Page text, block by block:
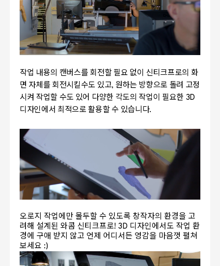
작업 내용의 캔버스를 회전할 필요 없이 신티크프로의 화
면 자체를 회전시킬수도 있고, 원하는 방향으로 돌려 고정
시켜 작업할 수도 있어 다양한 각도의 작업이 필요한 3D
디자인에서 최적으로 활용할 수 있습니다.
오로지 작업에만 몰두할 수 있도록 창작자의 환경을 고
려해 설계된 와콤 신티크프로! 3D 디자인에서도 작업 환
경에 구애 받지 않고 언제 어디서든 영감을 마음껏 펼쳐
보세요 :)